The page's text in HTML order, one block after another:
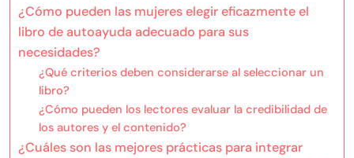
¿Cómo pueden las mujeres elegir eficazmente el
libro de autoayuda adecuado para sus
necesidades?
¿Qué criterios deben considerarse al seleccionar un
libro?
¿Cómo pueden los lectores evaluar la credibilidad de
los autores y el contenido?
¿Cuáles son las mejores prácticas para integrar